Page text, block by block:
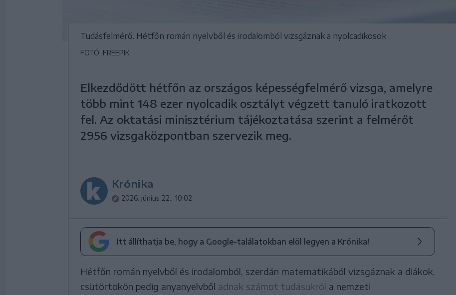
Tudásfelmérő. Hétfőn román nyelvből és irodalomból vizsgáznak a nyolcadikosok
FOTÓ: FREEPIK
Elkezdődött hétfőn az országos képességfelmérő vizsga, amelyre
több mint 148 ezer nyolcadik osztályt végzett tanuló iratkozott
fel. Az oktatási minisztérium tájékoztatása szerint a felmérőt
2956 vizsgaközpontban szervezik meg.
Krónika
2026. június 22., 10:02
Itt állíthatja be, hogy a Google-találatokban elöl legyen a Krónika!
Hétfőn román nyelvből és irodalomból, szerdán matematikából vizsgáznak a diákok,
csütörtökön pedig anyanyelvből adnak számot tudásukról a nemzeti